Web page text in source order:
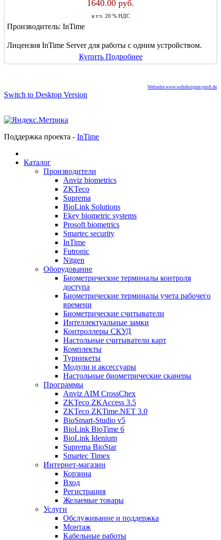
1640.00 руб.
в т.ч. 20 % НДС
Производитель: InTime
Лицензия InTime Server для работы с одним устройством.
Купить Подробнее
Webseite www.webdesigner-profi.de
Switch to Desktop Version
Поддержка проекта - InTime
Каталог
Производители
Anviz biometrics
ZKTeco
Suprema
BioLink Solutions
Ekey biometric systems
Prosoft biometrics
Smartec security
InTime
Futronic
Nitgen
Оборудование
Биометрические терминалы контроля
доступа
Биометрические терминалы учета рабочего
времени
Биометрические считыватели
Интеллектуальные замки
Контроллеры СКУД
Настольные считыватели карт
Комплекты
Турникеты
Модули и аксессуары
Настольные биометрические сканеры
Программы
Anviz AIM CrossChex
ZKTeco ZKAccess 3.5
ZKTeco ZKTime.NET 3.0
BioSmart-Studio v5
BioLink BioTime 6
BioLink Idenium
Suprema BioStar
Smartec Timex
Интернет-магазин
Корзина
Вход
Регистрация
Желаемые товары
Услуги
Обслуживание и поддержка
Монтаж
Кабельные работы